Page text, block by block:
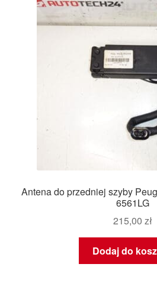
Antena do przedniej szyby
6561LG
215,00 zł
Dodaj do